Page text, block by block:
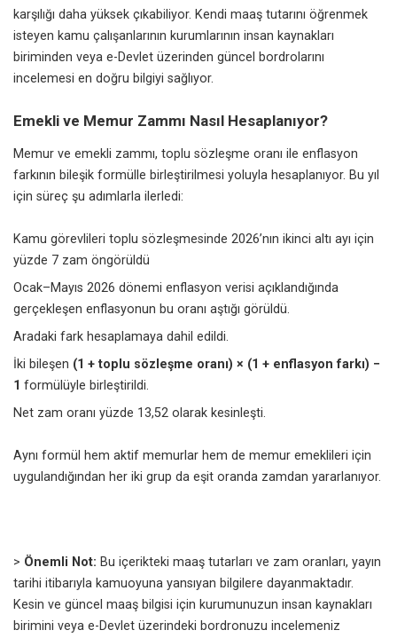
karşılığı daha yüksek çıkabiliyor. Kendi maaş tutarını öğrenmek
isteyen kamu çalışanlarının kurumlarının insan kaynakları
biriminden veya e-Devlet üzerinden güncel bordrolarını
incelemesi en doğru bilgiyi sağlıyor.
Emekli ve Memur Zammı Nasıl Hesaplanıyor?
Memur ve emekli zammı, toplu sözleşme oranı ile enflasyon
farkının bileşik formülle birleştirilmesi yoluyla hesaplanıyor. Bu yıl
için süreç şu adımlarla ilerledi:
Kamu görevlileri toplu sözleşmesinde 2026’nın ikinci altı ayı için
yüzde 7 zam öngörüldü
Ocak–Mayıs 2026 dönemi enflasyon verisi açıklandığında
gerçekleşen enflasyonun bu oranı aştığı görüldü.
Aradaki fark hesaplamaya dahil edildi.
İki bileşen (1 + toplu sözleşme oranı) × (1 + enflasyon farkı) −
1 formülüyle birleştirildi.
Net zam oranı yüzde 13,52 olarak kesinleşti.
Aynı formül hem aktif memurlar hem de memur emeklileri için
uygulandığından her iki grup da eşit oranda zamdan yararlanıyor.
> Önemli Not: Bu içerikteki maaş tutarları ve zam oranları, yayın
tarihi itibarıyla kamuoyuna yansıyan bilgilere dayanmaktadır.
Kesin ve güncel maaş bilgisi için kurumunuzun insan kaynakları
birimini veya e-Devlet üzerindeki bordronuzu incelemeniz